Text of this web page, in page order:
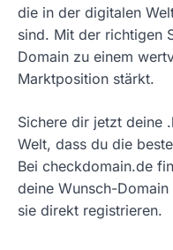
die in der digitalen
sind. Mit der richtigen
Domain zu einem
Marktposition stärkt.
Sichere dir jetzt deine
Welt, dass du die
Bei checkdomain.de
deine Wunsch-
sie direkt registrieren.